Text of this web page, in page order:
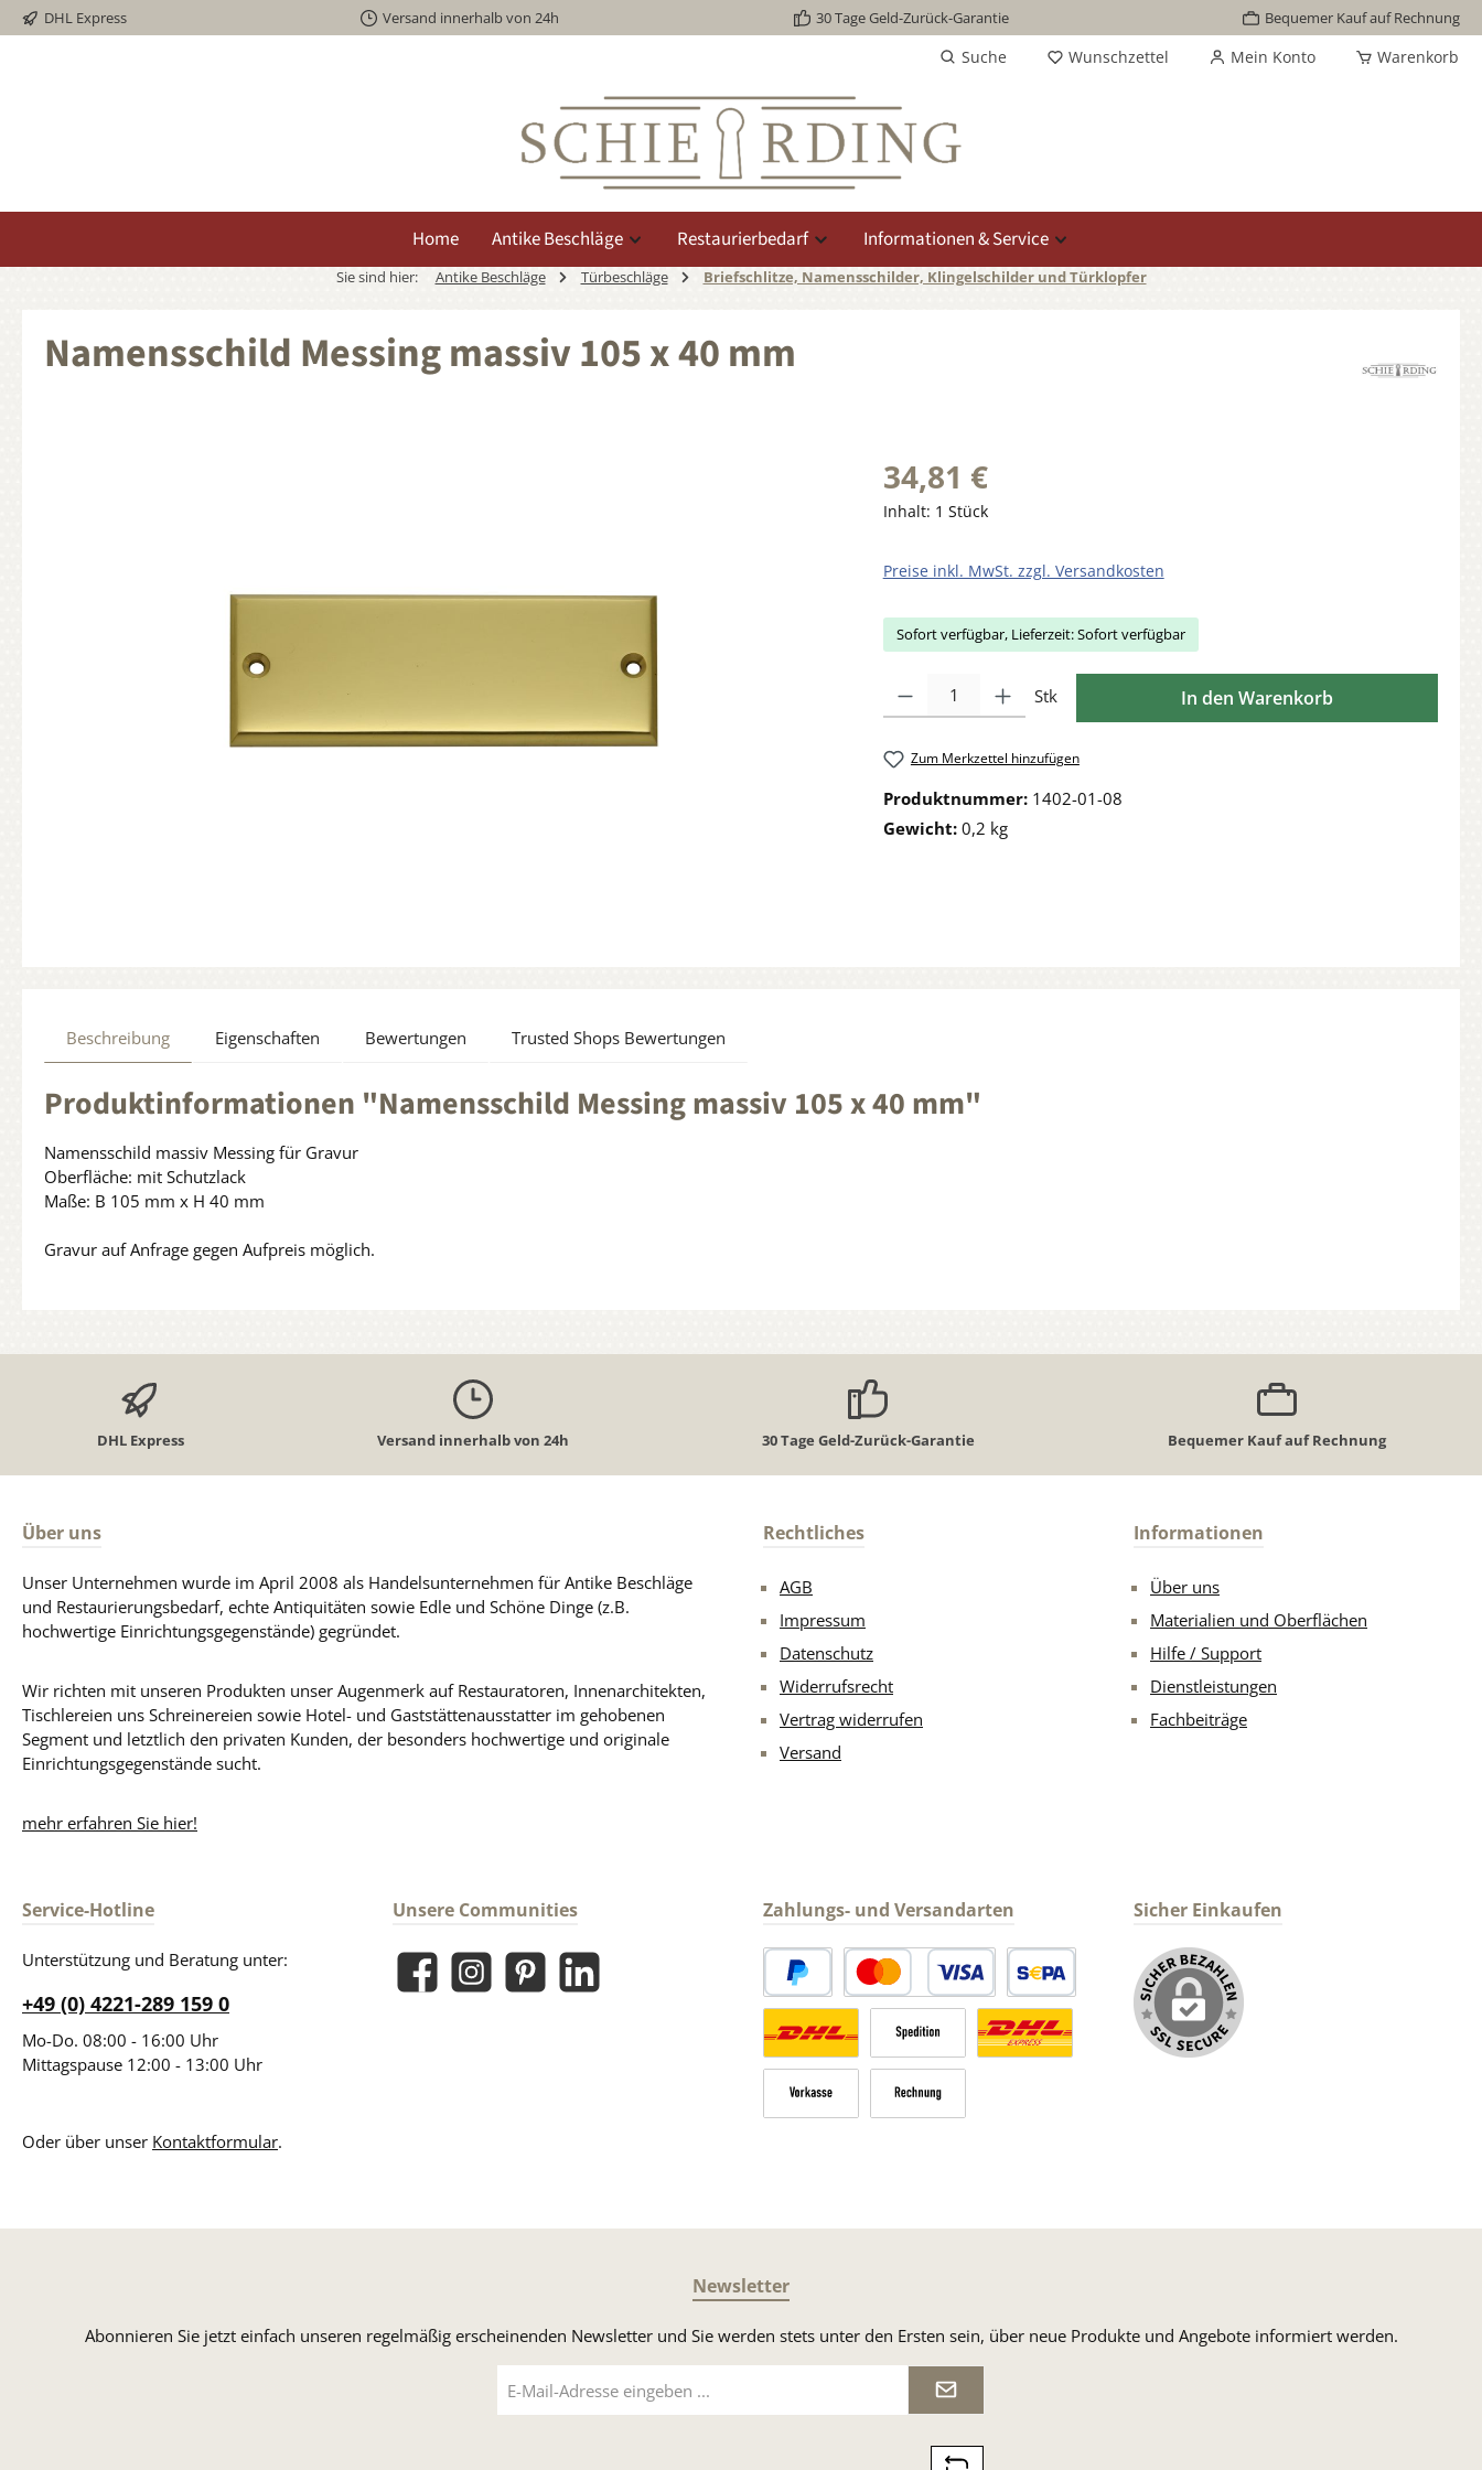
Zur Hauptnavigation springen
DHL Express Versand innerhalb von 24h 30 Tage Geld-Zurück-Garantie Bequemer Kauf auf Rechnung
Suche Wunschzettel Mein Konto Warenkorb
Home Antike Beschläge Restaurierbedarf Informationen & Service
Sie sind hier: Antike Beschläge Türbeschläge Briefschlitze, Namensschilder, Klingelschilder und Türklopfer
Namensschild Messing massiv 105 x 40 mm
34,81 €
Inhalt: 1 Stück
Preise inkl. MwSt. zzgl. Versandkosten
Sofort verfügbar, Lieferzeit: Sofort verfügbar
Stk In den Warenkorb
Zum Merkzettel hinzufügen
Produktnummer: 1402-01-08
Gewicht: 0,2 kg
Beschreibung Eigenschaften Bewertungen Trusted Shops Bewertungen
Produktinformationen "Namensschild Messing massiv 105 x 40 mm"
Namensschild massiv Messing für Gravur
Oberfläche: mit Schutzlack
Maße: B 105 mm x H 40 mm
Gravur auf Anfrage gegen Aufpreis möglich.
DHL Express Versand innerhalb von 24h 30 Tage Geld-Zurück-Garantie Bequemer Kauf auf Rechnung
Über uns
Unser Unternehmen wurde im April 2008 als Handelsunternehmen für Antike Beschläge
und Restaurierungsbedarf, echte Antiquitäten sowie Edle und Schöne Dinge (z.B.
hochwertige Einrichtungsgegenstände) gegründet.
Wir richten mit unseren Produkten unser Augenmerk auf Restauratoren, Innenarchitekten,
Tischlereien uns Schreinereien sowie Hotel- und Gaststättenausstatter im gehobenen
Segment und letztlich den privaten Kunden, der besonders hochwertige und originale
Einrichtungsgegenstände sucht.
mehr erfahren Sie hier!
Rechtliches
AGB
Impressum
Datenschutz
Widerrufsrecht
Vertrag widerrufen
Versand
Informationen
Über uns
Materialien und Oberflächen
Hilfe / Support
Dienstleistungen
Fachbeiträge
Service-Hotline
Unterstützung und Beratung unter:
+49 (0) 4221-289 159 0
Mo-Do. 08:00 - 16:00 Uhr
Mittagspause 12:00 - 13:00 Uhr
Oder über unser Kontaktformular.
Unsere Communities
FacebookInstagramPinterestLinkedIn
Zahlungs- und Versandarten
PayPal Kredit- oder DebitkarteSEPA Lastschrift
Versandkosten Deutschland normaler Versand Deutsche Post
Sperrgut
Sicher Einkaufen
Newsletter
Abonnieren Sie jetzt einfach unseren regelmäßig erscheinenden Newsletter und Sie werden stets unter den Ersten sein, über neue Produkte und Angebote informiert werden.
Mail-
Adresse